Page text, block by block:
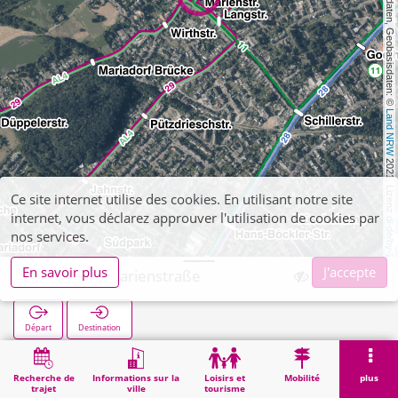
, Kartendaten, Geobasisdaten: ©
Land NRW
2021, Lizenz
dl-de/by-2-0
Recherche de
trajet
Informations sur la
ville
Loisirs et
tourisme
Mobilité plus
Hoengen Marienstraße
Départ Destination
Démarrage Hoengen Marienstraße
Ce site internet utilise des cookies. En utilisant notre site
internet, vous déclarez approuver l'utilisation de cookies par
nos services.
En savoir plus
J'accepte